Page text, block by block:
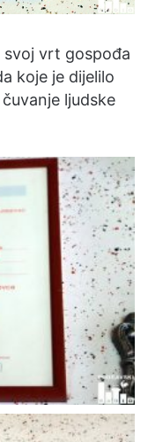
svoj vrt gospođa
koje je dijelilo
ljudske